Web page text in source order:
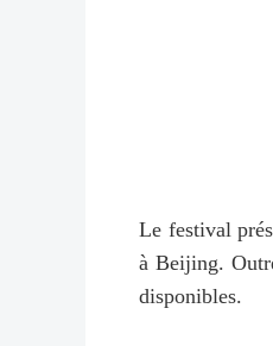
Le festival
à Beijing.
disponibles.